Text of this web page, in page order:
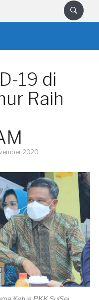
19 di
Raih
2020